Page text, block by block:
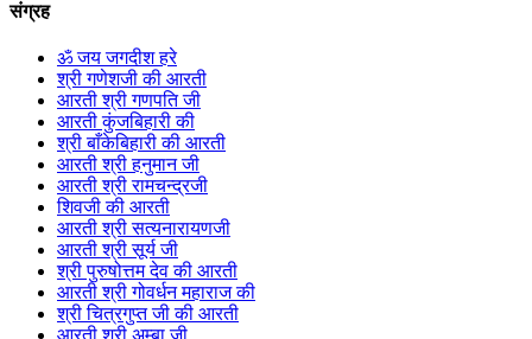
संग्रह
ॐ जय जगदीश हरे
श्री गणेशजी की आरती
आरती श्री गणपति जी
आरती कुंजबिहारी की
श्री बाँकेबिहारी की आरती
आरती श्री हनुमान जी
आरती श्री रामचन्द्रजी
शिवजी की आरती
आरती श्री सत्यनारायणजी
आरती श्री सूर्य जी
श्री पुरुषोत्तम देव की आरती
आरती श्री गोवर्धन महाराज की
श्री चित्रगुप्त जी की आरती